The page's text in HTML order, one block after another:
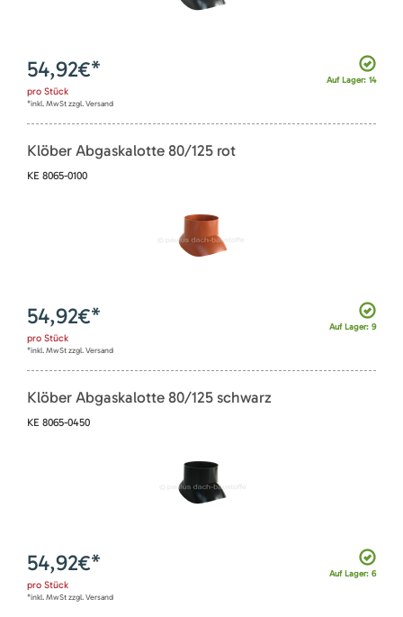
Auf Lager: 14
54,92€*
pro Stück
*inkl. MwSt zzgl. Versand
Klöber Abgaskalotte 80/125 rot
KE 8065-0100
Auf Lager: 9
54,92€*
pro Stück
*inkl. MwSt zzgl. Versand
Klöber Abgaskalotte 80/125 schwarz
KE 8065-0450
Auf Lager: 6
54,92€*
pro Stück
*inkl. MwSt zzgl. Versand